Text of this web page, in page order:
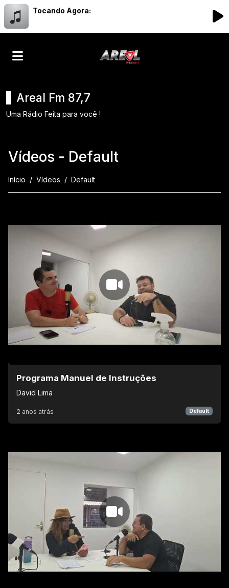
Tocando Agora:
Areal Fm 87,7
Uma Rádio Feita para você !
Vídeos - Default
Início Vídeos Default
Programa Manuel de Instruções
David Lima
2 anos atrás Default